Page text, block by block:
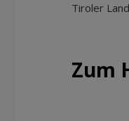
Tiroler
Zum